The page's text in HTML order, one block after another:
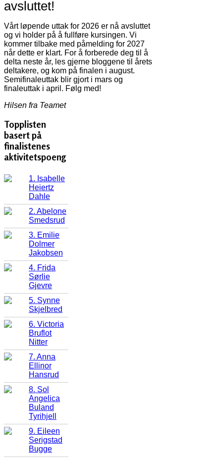
avsluttet!
Vårt løpende uttak for 2026 er nå avsluttet
og vi holder på å fullføre kursingen. Vi
kommer tilbake med påmelding for 2027
når dette er klart. For å forberede deg til å
delta neste år, les gjerne bloggene til årets
deltakere, og kom på finalen i august.
Semifinaleuttak blir gjort i mars og
finaleuttak i april. Følg med!
Hilsen fra Teamet
Topplisten
basert på
finalistenes
aktivitetspoeng
1. Isabelle
Heiertz
Dahle
2. Abelone
Smedsrud
3. Emilie
Dolmer
Jakobsen
4. Frida
Sørlie
Gjevre
5. Synne
Skjelbred
6. Victoria
Bruflot
Nitter
7. Anna
Ellinor
Hansrud
8. Sol
Angelica
Buland
Tyrihjell
9. Eileen
Serigstad
Bugge